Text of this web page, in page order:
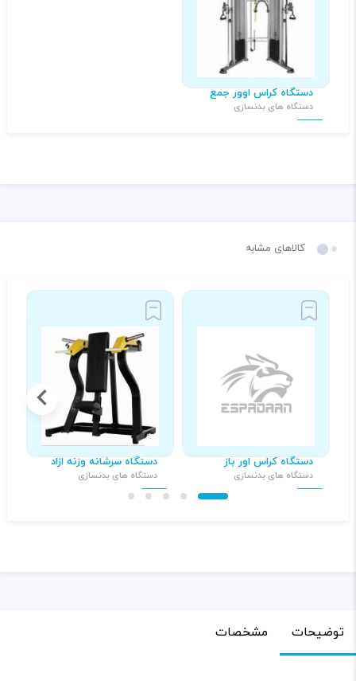
دستگاه کراس اوور جمع
دستگاه های بدنسازی
کالاهای مشابه
دستگاه کراس اور باز
دستگاه های بدنسازی
دستگاه سرشانه وزنه ازاد
دستگاه های بدنسازی
توضیحات مشخصات